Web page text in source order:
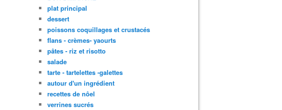
plat principal
dessert
poissons coquillages et crustacés
flans - crèmes- yaourts
pâtes - riz et risotto
salade
tarte - tartelettes -galettes
autour d'un ingrédient
recettes de nôel
verrines sucrés